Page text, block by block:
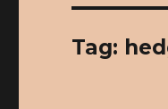
Tag: